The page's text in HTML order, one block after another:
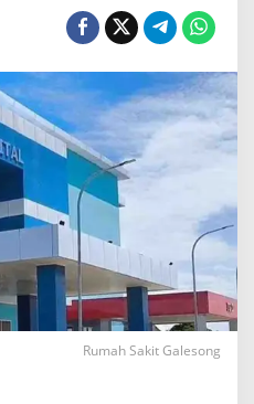
Rumah Sakit Galesong